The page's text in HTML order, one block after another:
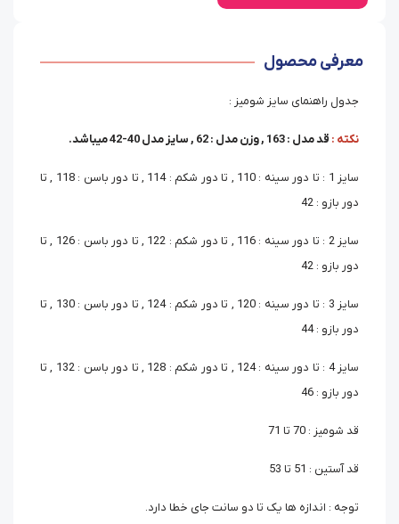
معرفی محصول
جدول راهنمای سایز شومیز :
نکته : قد مدل : 163 , وزن مدل : 62 , سایز مدل 40-42 میباشد.
سایز 1 : تا دور سینه : 110 , تا دور شکم : 114 , تا دور باسن : 118 , تا
دور بازو : 42
سایز 2 : تا دور سینه : 116 , تا دور شکم : 122 , تا دور باسن : 126 , تا
دور بازو : 42
سایز 3 : تا دور سینه : 120 , تا دور شکم : 124 , تا دور باسن : 130 , تا
دور بازو : 44
سایز 4 : تا دور سینه : 124 , تا دور شکم : 128 , تا دور باسن : 132 , تا
دور بازو : 46
قد شومیز : 70 تا 71
قد آستین : 51 تا 53
توجه : اندازه ها یک تا دو سانت جای خطا دارد.